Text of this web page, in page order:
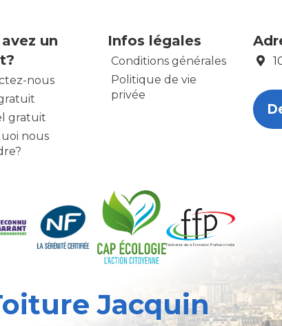
un
nous
gratuit
nous
Infos légales
Conditions générales
Politique de vie
privée
10
Jacquin